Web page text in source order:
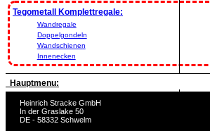
Tegometall Komplettregale:
Wandregale
Doppelgondeln
Wandschienen
Innenecken
Hauptmenu:
Heinrich Stracke GmbH
In der Graslake 50
DE - 58332 Schwelm